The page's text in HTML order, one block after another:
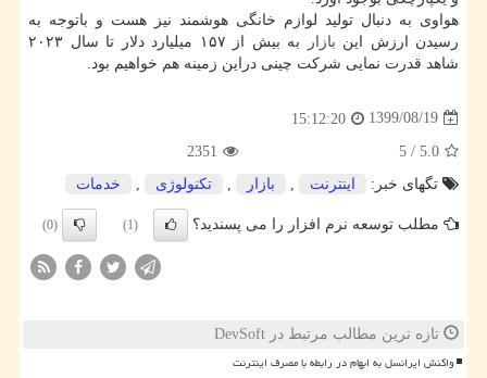
هواوی به دنبال تولید لوازم خانگی هوشمند نیز هست و باتوجه به
رسیدن ارزش این بازار
به بیش از ۱۵۷ میلیارد دلار تا سال ۲۰۲۳
شاهد قدرت نمایی شرکت چینی دراین زمینه هم خواهیم بود.
1399/08/19
15:12:20
5.0
/
5
2351
تگهای خبر:
اینترنت بازار تكنولوژی خدمات
مطلب توسعه نرم افزار را می پسندید؟ (1)
(0)
تازه ترین مطالب مرتبط در DevSoft
واکنش ایرانسل به ابهام در رابطه با مصرف اینترنت